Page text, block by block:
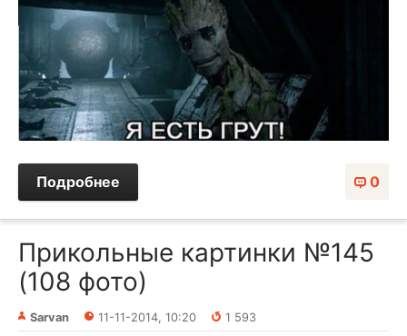
0
Подробнее
Прикольные картинки №145
(108 фото)
Sarvan 11-11-2014, 10:20
1 593